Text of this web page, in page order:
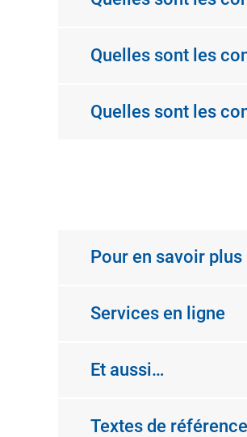
Quelles sont les
Quelles sont les
Pour en savoir plus
Services en ligne
Et aussi…
Textes de référence